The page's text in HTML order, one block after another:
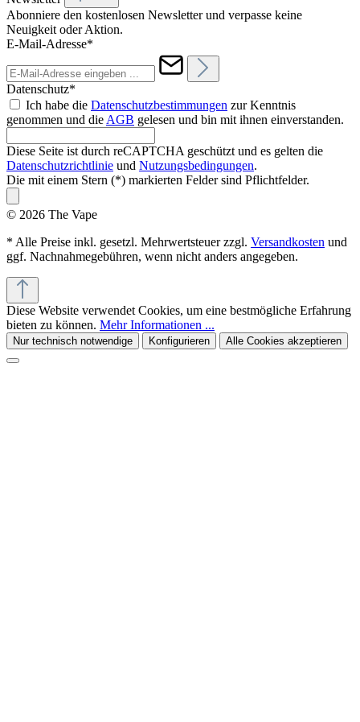
Abonniere den kostenlosen Newsletter und verpasse keine
Neuigkeit oder Aktion.
E-Mail-Adresse*
Datenschutz*
Ich habe die Datenschutzbestimmungen zur Kenntnis
genommen und die AGB gelesen und bin mit ihnen einverstanden.
Diese Seite ist durch reCAPTCHA geschützt und es gelten die
Datenschutzrichtlinie und Nutzungsbedingungen.
Die mit einem Stern (*) markierten Felder sind Pflichtfelder.
© 2026 The Vape
* Alle Preise inkl. gesetzl. Mehrwertsteuer zzgl. Versandkosten und
ggf. Nachnahmegebühren, wenn nicht anders angegeben.
Diese Website verwendet Cookies, um eine bestmögliche Erfahrung
bieten zu können. Mehr Informationen ...
Nur technisch notwendige Konfigurieren Alle Cookies akzeptieren